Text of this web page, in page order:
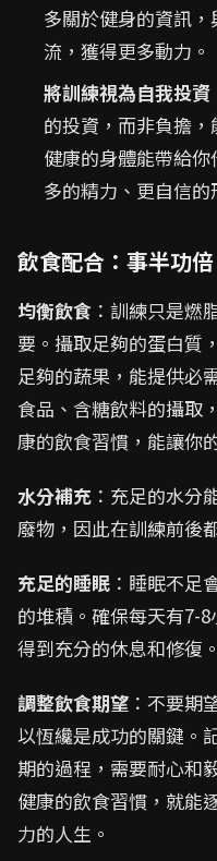
多關於健身的資訊
流，獲得更多動力。
將訓練視為自我投資
的投資，而非負擔
健康的身體能帶給
多的精力、更自信的
飲食配合：事半功倍
均衡飲食 ：訓練只是燃
要。攝取足夠的蛋白質
足夠的蔬果，能提供必
食品、含糖飲料的攝取
康的飲食習慣，能讓你
水分補充 ：充足的水分
廢物，因此在訓練前後
充足的睡眠 ：睡眠不足
的堆積。確保每天有7-
得到充分的休息和修復。
調整飲食期望 ：不要期
以恆纔是成功的關鍵。
期的過程，需要耐心和
健康的飲食習慣，就能
力的人生。